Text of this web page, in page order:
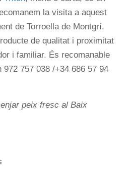
la visita a aquest
de Torroella de Montgrí,
de qualitat i proximitat
i familiar. És recomanable
757 038 /+34 686 57 94
peix fresc al Baix